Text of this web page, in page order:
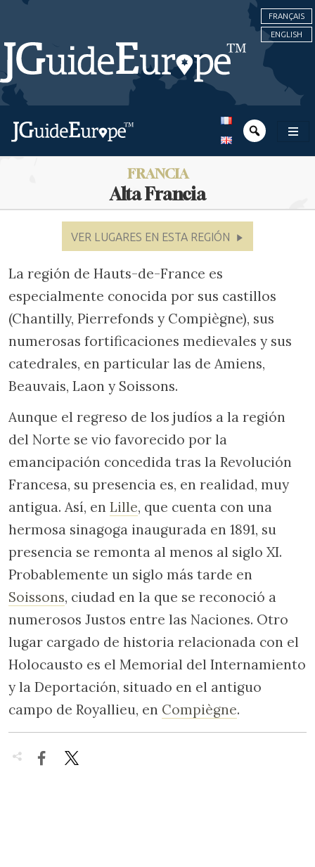
FRANÇAIS
ENGLISH
FRANCIA
Alta Francia
VER LUGARES EN ESTA REGIÓN
La región de Hauts-de-France es
especialmente conocida por sus castillos
(Chantilly, Pierrefonds y Compiègne), sus
numerosas fortificaciones medievales y sus
catedrales, en particular las de Amiens,
Beauvais, Laon y Soissons.
Aunque el regreso de los judíos a la región
del Norte se vio favorecido por la
emancipación concedida tras la Revolución
Francesa, su presencia es, en realidad, muy
antigua. Así, en Lille, que cuenta con una
hermosa sinagoga inaugurada en 1891, su
presencia se remonta al menos al siglo XI.
Probablemente un siglo más tarde en
Soissons, ciudad en la que se reconoció a
numerosos Justos entre las Naciones. Otro
lugar cargado de historia relacionada con el
Holocausto es el Memorial del Internamiento
y la Deportación, situado en el antiguo
campo de Royallieu, en Compiègne.
 